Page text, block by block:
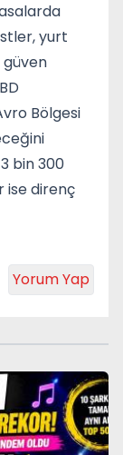
yurt
Bölgesi
bin 300
ise direnç
Yorum Yap